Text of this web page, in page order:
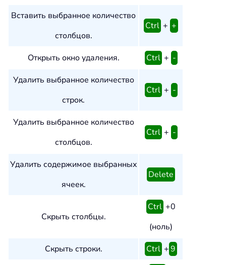
Вставить выбранное количество
столбцов.
Ctrl + +
Открыть окно удаления. Ctrl + -
Удалить выбранное количество
строк.
Ctrl + -
Удалить выбранное количество
столбцов.
Ctrl + -
Удалить содержимое выбранных
ячеек.
Delete
Скрыть столбцы.
Ctrl +0
(ноль)
Скрыть строки.
Ctrl +9